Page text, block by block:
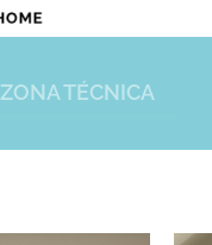
ZONA TÉCNICA